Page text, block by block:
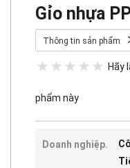
Gỉo nhựa
Thông tin sản phẩm
Hãy
phẩm này
Doanh nghiệp.